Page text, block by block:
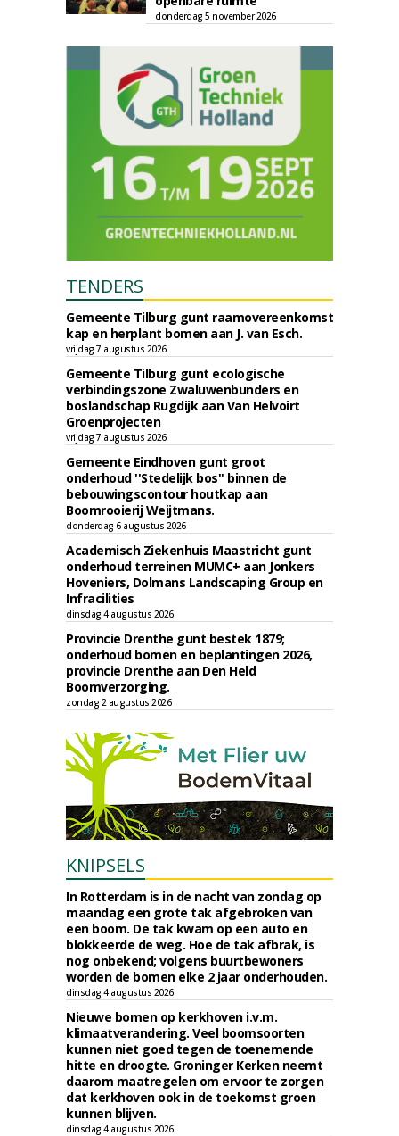
donderdag 5 november 2026
TENDERS
Gemeente Tilburg gunt raamovereenkomst
kap en herplant bomen aan J. van Esch.
vrijdag 7 augustus 2026
Gemeente Tilburg gunt ecologische
verbindingszone Zwaluwenbunders en
boslandschap Rugdijk aan Van Helvoirt
Groenprojecten
vrijdag 7 augustus 2026
Gemeente Eindhoven gunt groot
onderhoud ''Stedelijk bos'' binnen de
bebouwingscontour houtkap aan
Boomrooierij Weijtmans.
donderdag 6 augustus 2026
Academisch Ziekenhuis Maastricht gunt
onderhoud terreinen MUMC+ aan Jonkers
Hoveniers, Dolmans Landscaping Group en
Infracilities
dinsdag 4 augustus 2026
Provincie Drenthe gunt bestek 1879;
onderhoud bomen en beplantingen 2026,
provincie Drenthe aan Den Held
Boomverzorging.
zondag 2 augustus 2026
KNIPSELS
In Rotterdam is in de nacht van zondag op
maandag een grote tak afgebroken van
een boom. De tak kwam op een auto en
blokkeerde de weg. Hoe de tak afbrak, is
nog onbekend; volgens buurtbewoners
worden de bomen elke 2 jaar onderhouden.
dinsdag 4 augustus 2026
Nieuwe bomen op kerkhoven i.v.m.
klimaatverandering. Veel boomsoorten
kunnen niet goed tegen de toenemende
hitte en droogte. Groninger Kerken neemt
daarom maatregelen om ervoor te zorgen
dat kerkhoven ook in de toekomst groen
kunnen blijven.
dinsdag 4 augustus 2026